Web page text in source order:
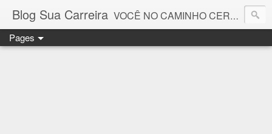
Blog Sua Carreira VOCÊ NO CAMINHO CERTO! 🤓💻🚀
Pages